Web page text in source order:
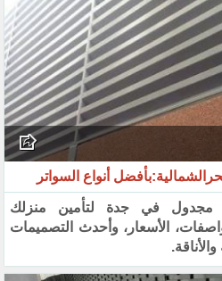
أنواع السواتر
مجدول في جدة لتأمين منزلك
الأسعار، وأحدث التصميمات